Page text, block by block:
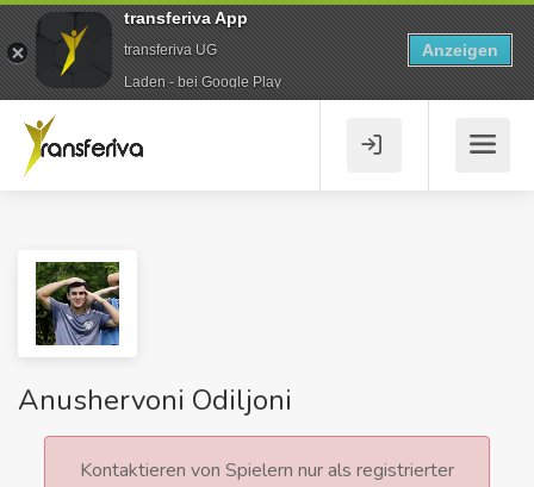
Anushervoni Odiljoni
Kontaktieren von Spielern nur als registrierter
transferiva App
transferiva UG
Laden - bei Google Play
Anzeigen